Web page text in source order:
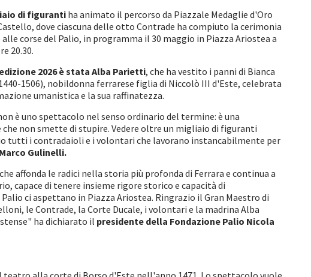
di figurantiha animato il percorso da Piazzale Medaglie d'Oro
dove ciascuna delle otto Contrade ha compiuto la cerimonia
corse del Palio, in programma il 30 maggio in Piazza Ariostea a
20.30.
2026 è stata Alba Parietti, che ha vestito i panni di Bianca
1506), nobildonna ferrarese figlia di Niccolò III d'Este, celebrata
umanistica e la sua raffinatezza.
è uno spettacolo nel senso ordinario del termine: è una
non smette di stupire. Vedere oltre un migliaio di figuranti
tutti i contradaioli e i volontari che lavorano instancabilmente per
Marco Gulinelli.
affonda le radici nella storia più profonda di Ferrara e continua a
capace di tenere insieme rigore storico e capacità di
ci aspettano in Piazza Ariostea. Ringrazio il Gran Maestro di
le Contrade, la Corte Ducale, i volontari e la madrina Alba
ha dichiarato il presidente della Fondazione Palio Nicola